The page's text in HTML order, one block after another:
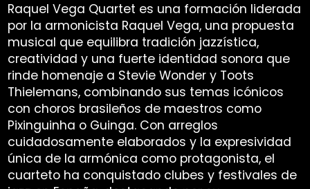
Raquel Vega Quartet es una formación liderada
por la armonicista Raquel Vega, una propuesta
musical que equilibra tradición jazzística,
creatividad y una fuerte identidad sonora que
rinde homenaje a Stevie Wonder y Toots
Thielemans, combinando sus temas icónicos
con choros brasileños de maestros como
Pixinguinha o Guinga. Con arreglos
cuidadosamente elaborados y la expresividad
única de la armónica como protagonista, el
cuarteto ha conquistado clubes y festivales de